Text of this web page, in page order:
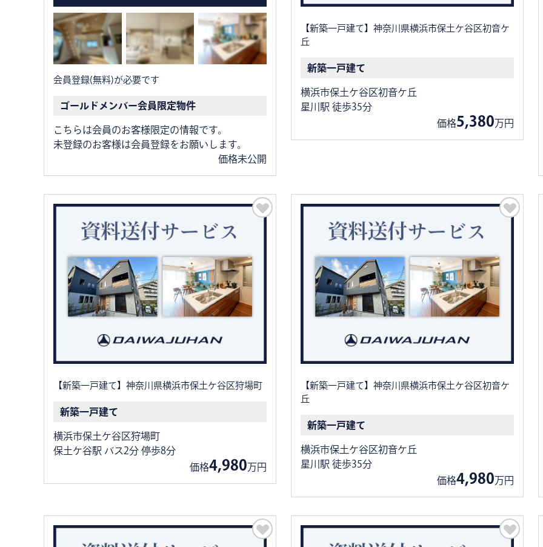
会員登録(無料)が必要です
ゴールドメンバー会員限定物件
こちらは会員のお客様限定の情報です。
未登録のお客様は会員登録をお願いします。
価格未公開
【新築一戸建て】神奈川県横浜市保土ケ谷区初音ケ
丘
新築一戸建て
横浜市保土ケ谷区初音ケ丘
星川駅 徒歩35分
価格5,380 万円
【新築一戸建て】神奈川県横浜市保土ケ谷区狩場町
新築一戸建て
横浜市保土ケ谷区狩場町
保土ケ谷駅 バス2分 停歩8分
価格4,980 万円
【新築一戸建て】神奈川県横浜市保土ケ谷区初音ケ
丘
新築一戸建て
横浜市保土ケ谷区初音ケ丘
星川駅 徒歩35分
価格4,980 万円